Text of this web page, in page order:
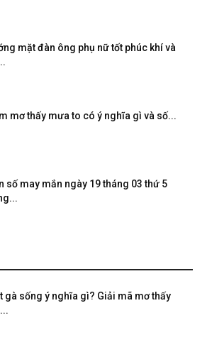
mặt đàn ông phụ nữ tốt phúc khí và
mơ thấy mưa to có ý nghĩa gì và số...
số may mắn ngày 19 tháng 03 thứ 5
gà sống ý nghĩa gì? Giải mã mơ thấy